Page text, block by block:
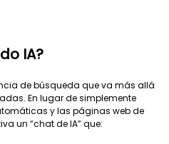
IA?
de búsqueda que va más allá
En lugar de simplemente
y las páginas web de
un “chat de IA” que: